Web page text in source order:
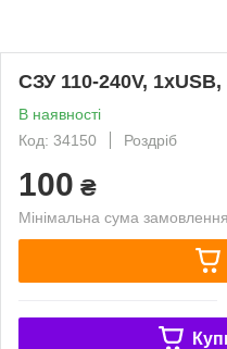
СЗУ 110-240V,
В наявності
Код: 34150
Роздріб
100 ₴
Мінімальна сума